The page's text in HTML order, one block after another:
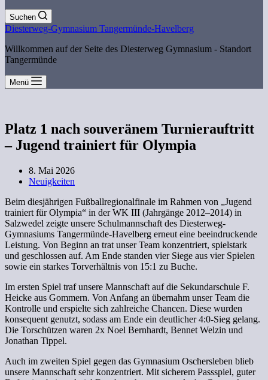
Suchen
Diesterweg-Gymnasium Tangermünde-Havelberg
Willkommen auf der Seite des Diesterweg Gymnasium - Standort
Tangermünde
Menü
Platz 1 nach souveränem Turnierauftritt
– Jugend trainiert für Olympia
8. Mai 2026
Neuigkeiten
Beim diesjährigen Fußballregionalfinale im Rahmen von „Jugend
trainiert für Olympia“ in der WK III (Jahrgänge 2012–2014) in
Salzwedel zeigte unsere Schulmannschaft des Diesterweg-
Gymnasiums Tangermünde-Havelberg erneut eine beeindruckende
Leistung. Von Beginn an trat unser Team konzentriert, spielstark
und geschlossen auf. Am Ende standen vier Siege aus vier Spielen
sowie ein starkes Torverhältnis von 15:1 zu Buche.
Im ersten Spiel traf unsere Mannschaft auf die Sekundarschule F.
Heicke aus Gommern. Von Anfang an übernahm unser Team die
Kontrolle und erspielte sich zahlreiche Chancen. Diese wurden
konsequent genutzt, sodass am Ende ein deutlicher 4:0-Sieg gelang.
Die Torschützen waren 2x Noel Bernhardt, Bennet Welzin und
Jonathan Tippel.
Auch im zweiten Spiel gegen das Gymnasium Oschersleben blieb
unsere Mannschaft sehr konzentriert. Mit sicherem Passspiel, guter